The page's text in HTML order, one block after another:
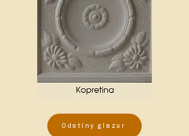
Odstíny glazur